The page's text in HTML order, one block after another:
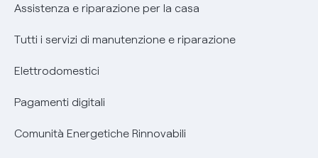
Assistenza e riparazione per la casa
Tutti i servizi di manutenzione e riparazione
Elettrodomestici
Pagamenti digitali
Comunità Energetiche Rinnovabili